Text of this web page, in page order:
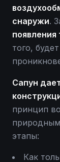
снаружи.
появления
того,
Сапун
принцип
этапы:
Как